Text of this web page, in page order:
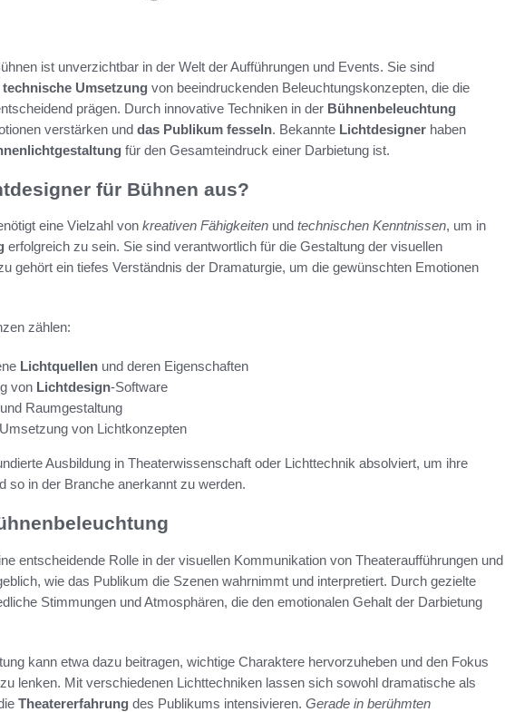
ist unverzichtbar in der Welt der Aufführungen und Events. Sie sind
technische Umsetzung von beeindruckenden Beleuchtungskonzepten, die die
prägen. Durch innovative Techniken in der Bühnenbeleuchtung
verstärken und das Publikum fesseln. Bekannte Lichtdesigner haben
für den Gesamteindruck einer Darbietung ist.
für Bühnen aus?
eine Vielzahl von kreativen Fähigkeiten und technischen Kenntnissen, um in
erfolgreich zu sein. Sie sind verantwortlich für die Gestaltung der visuellen
gehört ein tiefes Verständnis der Dramaturgie, um die gewünschten Emotionen
zählen:
Lichtquellen und deren Eigenschaften
von Lichtdesign-Software
Raumgestaltung
von Lichtkonzepten
Ausbildung in Theaterwissenschaft oder Lichttechnik absolviert, um ihre
so in der Branche anerkannt zu werden.
entscheidende Rolle in der visuellen Kommunikation von Theateraufführungen und
wie das Publikum die Szenen wahrnimmt und interpretiert. Durch gezielte
Stimmungen und Atmosphären, die den emotionalen Gehalt der Darbietung
kann etwa dazu beitragen, wichtige Charaktere hervorzuheben und den Fokus
lenken. Mit verschiedenen Lichttechniken lassen sich sowohl dramatische als
Theatererfahrung des Publikums intensivieren. Gerade in berühmten